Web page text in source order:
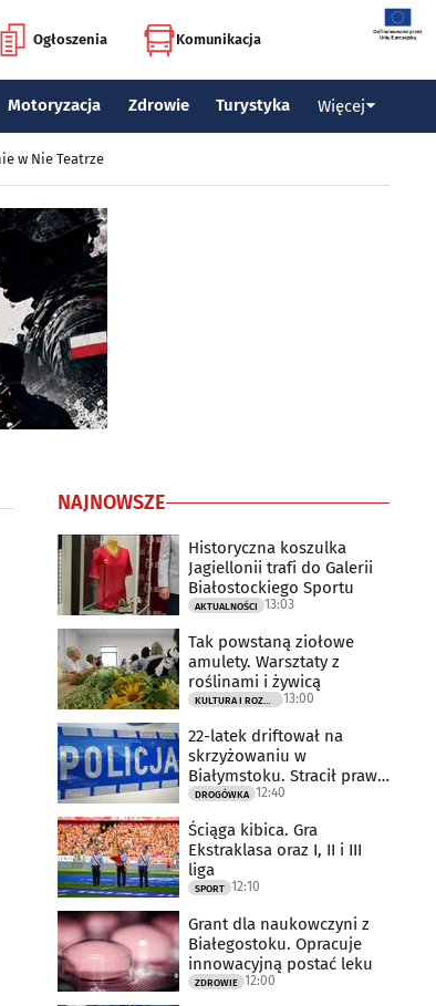
Ogłoszenia Komunikacja
Motoryzacja Zdrowie Turystyka Więcej
w Nie Teatrze
NAJNOWSZE
Historyczna koszulka
Jagiellonii trafi do Galerii
Białostockiego Sportu
AKTUALNOŚCI 13:03
Tak powstaną ziołowe
amulety. Warsztaty z
roślinami i żywicą
13:00
22-latek driftował na
skrzyżowaniu w
Białymstoku. Stracił prawo
jazdy
DROGÓWKA 12:40
Ściąga kibica. Gra
Ekstraklasa oraz I, II i III
liga
SPORT 12:10
Grant dla naukowczyni z
Białegostoku. Opracuje
innowacyjną postać leku
ZDROWIE 12:00